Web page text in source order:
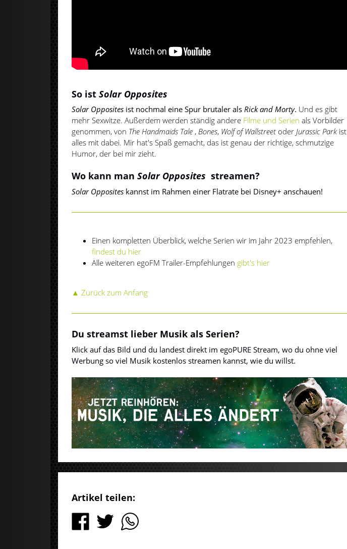
So ist Solar Opposites
Solar Opposites ist nochmal eine Spur brutaler alsRick and Morty. Und es gibt
mehr Sexwitze. Außerdem werden ständig andere Filme und Serien als Vorbilder
genommen, von The Handmaids Tale ,Bones, Wolf of Wallstreet oderJurassic Park ist
alles mit dabei. Mir hat's Spaß gemacht, das ist genau der richtige, schmutzige
Humor, der bei mir zieht.
Wo kann manSolar Oppositesstreamen?
Solar Opposites kannst im Rahmen einer Flatrate bei Disney+ anschauen!
Einen kompletten Überblick, welche Serien wir im Jahr 2023 empfehlen,
findest du hier
Alle weiteren egoFM Trailer-Empfehlungen gibt's hier
▲ Zurück zum Anfang
Du streamst lieber Musik als Serien?
Klick auf das Bild und du landest direkt im egoPURE Stream, wo du ohne viel
Werbung so viel Musik kostenlos streamen kannst, wie du willst.
Artikel teilen: